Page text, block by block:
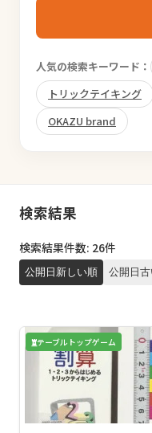
人気の検索キーワード：
トリックテイキング
OKAZU brand
検索結果
検索結果件数: 26件
公開日新しい順 公開日
テーブルトップゲーム